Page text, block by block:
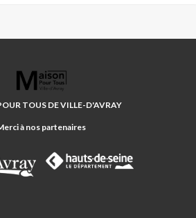
MAISON
POUR
TOUS
VILLE-
TOUS DE VILLE-D'AVRAY
à nos partenaires